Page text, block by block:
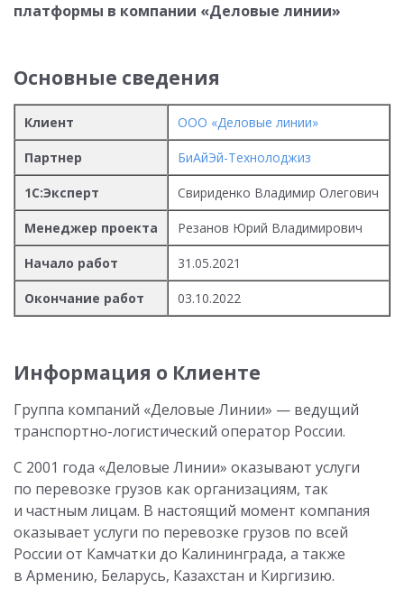
платформы в компании «Деловые линии»
Основные сведения
Клиент ООО «Деловые линии»
Партнер БиАйЭй-Технолоджиз
1С:Эксперт Свириденко Владимир Олегович
Менеджер проекта Резанов Юрий Владимирович
Начало работ 31.05.2021
Окончание работ 03.10.2022
Информация о Клиенте
Группа компаний «Деловые Линии» — ведущий
транспортно-логистический оператор России.
С 2001 года «Деловые Линии» оказывают услуги
по перевозке грузов как организациям, так
и частным лицам. В настоящий момент компания
оказывает услуги по перевозке грузов по всей
России от Камчатки до Калининграда, а также
в Армению, Беларусь, Казахстан и Киргизию.